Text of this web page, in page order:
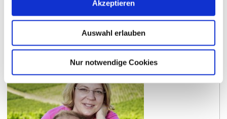
Akzeptieren
Auswahl erlauben
Nur notwendige Cookies